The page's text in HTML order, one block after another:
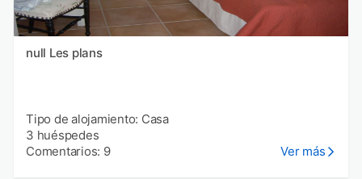
null Les plans
Tipo de alojamiento: Casa
3 huéspedes
Comentarios: 9
Ver más